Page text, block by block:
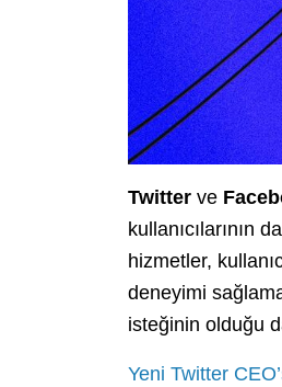
Twitter ve
kullanıcılarının
hizmetler,
deneyimi
isteğinin olduğu
Yeni Twitter